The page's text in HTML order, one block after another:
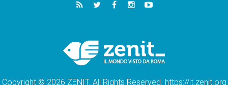
Copyright © 2026 ZENIT. All Rights Reserved. https://it.zenit.org